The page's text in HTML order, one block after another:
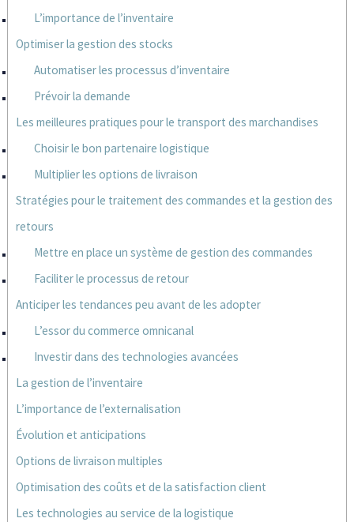
L’importance de l’inventaire
Optimiser la gestion des stocks
Automatiser les processus d’inventaire
Prévoir la demande
Les meilleures pratiques pour le transport des marchandises
Choisir le bon partenaire logistique
Multiplier les options de livraison
Stratégies pour le traitement des commandes et la gestion des
retours
Mettre en place un système de gestion des commandes
Faciliter le processus de retour
Anticiper les tendances peu avant de les adopter
L’essor du commerce omnicanal
Investir dans des technologies avancées
La gestion de l’inventaire
L’importance de l’externalisation
Évolution et anticipations
Options de livraison multiples
Optimisation des coûts et de la satisfaction client
Les technologies au service de la logistique